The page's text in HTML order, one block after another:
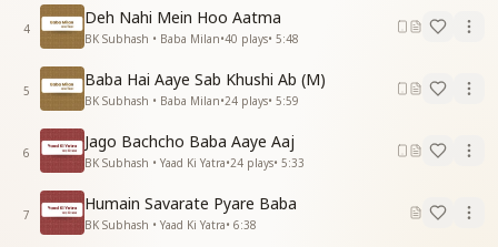
तुमको पाकर ओ मेरे बाबा सबका प्यारा होगया
बाबा बाबा प्यारे बाबा
बाबा बाबा मीठे बाबा
तुम ही सच्चे साथी भगवन तुम ही तारणहार
तुम ही सच्चे साथी भगवन तुम ही तारणहार
तुम बिन मेरा कोई न दूजा
मुझको किया उद्धार
दुनियाको पाने चला था मैं पर किसीको अपना न बना सका
तुमको पाकर ओ मेरे बाबा सबका प्यारा हो गया
बाबा बाबा प्यारे बाबा
4
Deh Nahi Mein Hoo Aatma
BK Subhash • Baba Milan•40 plays• 5:48
5
Baba Hai Aaye Sab Khushi Ab (M)
BK Subhash • Baba Milan•24 plays• 5:59
6
Jago Bachcho Baba Aaye Aaj
BK Subhash • Yaad Ki Yatra•24 plays• 5:33
7
Humain Savarate Pyare Baba
BK Subhash • Yaad Ki Yatra• 6:38